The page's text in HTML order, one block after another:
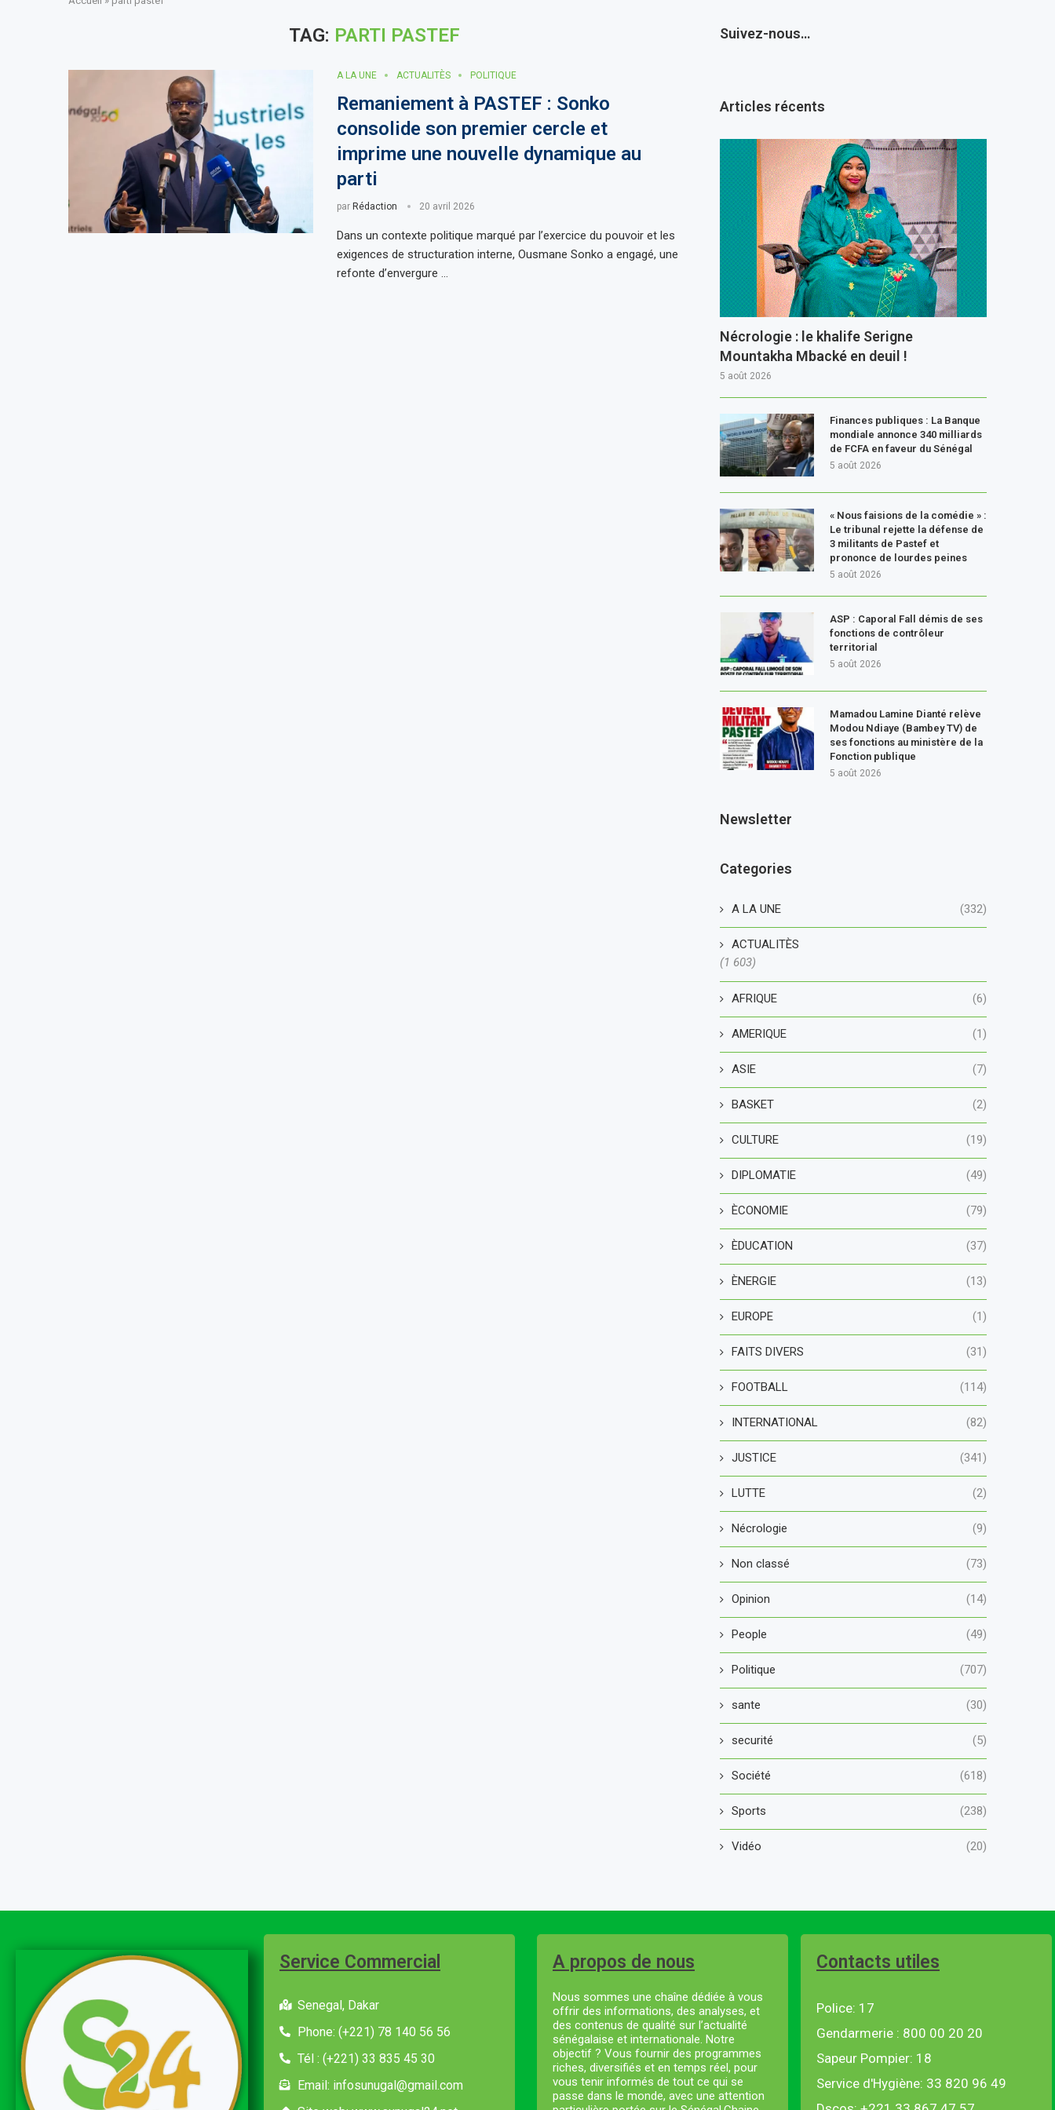
TAG: PARTI PASTEF
A LA UNE ACTUALITÈS POLITIQUE
Remaniement à PASTEF : Sonko
consolide son premier cercle et
imprime une nouvelle dynamique au
parti
par Rédaction 20 avril 2026
Dans un contexte politique marqué par l’exercice du pouvoir et les
exigences de structuration interne, Ousmane Sonko a engagé, une
refonte d’envergure …
Suivez-nous…
Articles récents
Nécrologie : le khalife Serigne
Mountakha Mbacké en deuil !
5 août 2026
Finances publiques : La Banque
mondiale annonce 340 milliards
de FCFA en faveur du Sénégal
5 août 2026
« Nous faisions de la comédie » :
Le tribunal rejette la défense de
3 militants de Pastef et
prononce de lourdes peines
5 août 2026
ASP : Caporal Fall démis de ses
fonctions de contrôleur
territorial
5 août 2026
Mamadou Lamine Dianté relève
Modou Ndiaye (Bambey TV) de
ses fonctions au ministère de la
Fonction publique
5 août 2026
Newsletter
Categories
A LA UNE (332)
ACTUALITÈS
(1 603)
AFRIQUE (6)
AMERIQUE (1)
ASIE (7)
BASKET (2)
CULTURE (19)
DIPLOMATIE (49)
ÈCONOMIE (79)
ÈDUCATION (37)
ÈNERGIE (13)
EUROPE (1)
FAITS DIVERS (31)
FOOTBALL (114)
INTERNATIONAL (82)
JUSTICE (341)
LUTTE (2)
Nécrologie (9)
Non classé (73)
Opinion (14)
People (49)
Politique (707)
sante (30)
securité (5)
Société (618)
Sports (238)
Vidéo (20)
Service Commercial
Senegal, Dakar
Phone: (+221) 78 140 56 56
Tél : (+221) 33 835 45 30
Email: infosunugal@gmail.com
A propos de nous
Nous sommes une chaîne dédiée à vous
offrir des informations, des analyses, et
des contenus de qualité sur l’actualité
sénégalaise et internationale. Notre
objectif ? Vous fournir des programmes
riches, diversifiés et en temps réel, pour
vous tenir informés de tout ce qui se
passe dans le monde, avec une attention
Contacts utiles
Police: 17
Gendarmerie : 800 00 20 20
Sapeur Pompier: 18
Service d'Hygiène: 33 820 96 49